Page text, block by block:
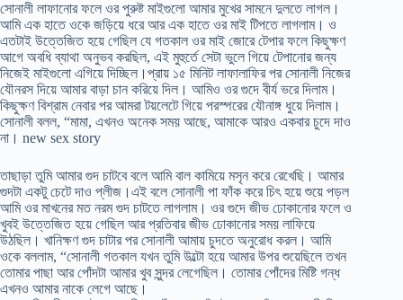
সোনালী লাফানোর ফলে ওর পুরুষ্ট মাইগুলো আমার মুখের সামনে দুলতে লাগল।
আমি এক হাতে ওকে জড়িয়ে ধরে আর এক হাতে ওর মাই টিপতে লাগলাম। ও
এতটাই উত্তেজিত হয়ে গেছিল যে গতকাল ওর মাই জোরে টেপার ফলে কিছুক্ষণ
আগে অবধি ব্যাথা অনুভব করছিল, এই মুহুর্তে সেটা ভুলে গিয়ে টেপানোর জন্য
নিজেই মাইগুলো এগিয়ে দিচ্ছিল।প্রায় ১৫ মিনিট লাফালাফির পর সোনালী নিজের
যৌনরস দিয়ে আমার বাড়া চান করিয়ে দিল। আমিও ওর গুদে বীর্য ভরে দিলাম।
কিছুক্ষণ বিশ্রাম নেবার পর আমরা টয়লেটে গিয়ে পরস্পরের যৌনাঙ্গ ধুয়ে দিলাম।
সোনালী বলল, “মামা, এখনও অনেক সময় আছে, আমাকে আরও একবার চুদে দাও
না। new sex story
তাছাড়া তুমি আমার গুদ চাটবে বলে আমি বাল কামিয়ে মসৃন করে রেখেছি। আমার
গুদটা একটু চেটে দাও প্লীজ।এই বলে সোনালী পা ফাঁক করে চিৎ হয়ে শুয়ে পড়ল
আমি ওর মাখনের মত নরম গুদ চাটতে লাগলাম। ওর গুদে জীভ ঢোকানোর ফলে ও
খুবই উত্তেজিত হয়ে গেছিল আর প্রতিবার জীভ ঢোকানোর সময় লাফিয়ে
উঠছিল। খানিক্ষণ গুদ চাটার পর সোনালী আমায় চুদতে অনুরোধ করল। আমি
ওকে বললাম, “সোনালী গতকাল যখন তুমি উল্টো হয়ে আমার উপর শুয়েছিলে তখন
তোমার পাছা আর পোঁদটা আমার খুব সুন্দর লেগেছিল। তোমার পোঁদের মিষ্টি গন্ধ
এখনও আমার নাকে লেগে আছে।